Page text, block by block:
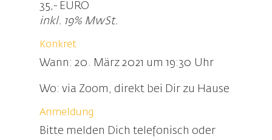
35,- EURO
inkl. 19% MwSt.
Konkret
Wann: 20. März 2021 um 19:30 Uhr
Wo: via Zoom, direkt bei Dir zu Hause
Anmeldung
Bitte melden Dich telefonisch oder